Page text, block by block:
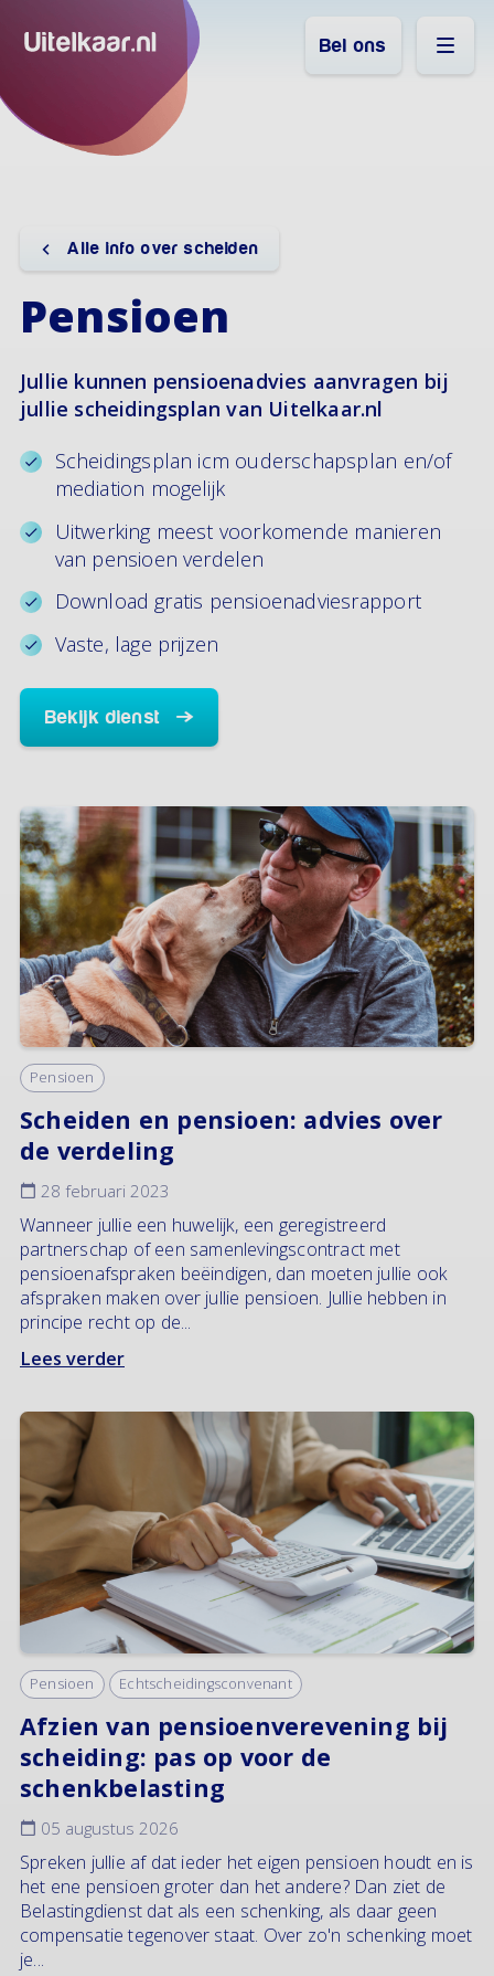
Bel ons
Alle info over scheiden
Pensioen
Jullie kunnen pensioenadvies aanvragen bij
jullie scheidingsplan van Uitelkaar.nl
Scheidingsplan icm ouderschapsplan en/of
mediation mogelijk
Uitwerking meest voorkomende manieren
van pensioen verdelen
Download gratis pensioenadviesrapport
Vaste, lage prijzen
Bekijk dienst
Pensioen
Scheiden en pensioen: advies over
de verdeling
28 februari 2023
Wanneer jullie een huwelijk, een geregistreerd
partnerschap of een samenlevingscontract met
pensioenafspraken beëindigen, dan moeten jullie ook
afspraken maken over jullie pensioen. Jullie hebben in
principe recht op de...
Lees verder
Pensioen Echtscheidingsconvenant
Afzien van pensioenverevening bij
scheiding: pas op voor de
schenkbelasting
05 augustus 2026
Spreken jullie af dat ieder het eigen pensioen houdt en is
het ene pensioen groter dan het andere? Dan ziet de
Belastingdienst dat als een schenking, als daar geen
compensatie tegenover staat. Over zo'n schenking moet
je...